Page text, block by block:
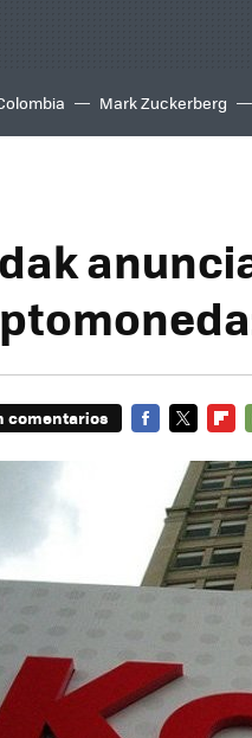
Mark Zuckerberg
IA TCL C8K
comentarios